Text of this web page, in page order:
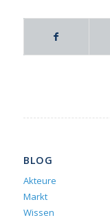
BLOG
Akteure
Markt
Wissen